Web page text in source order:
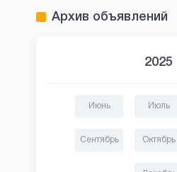
Архив объявлений
2025
Июнь Июль
Сентябрь Октябрь